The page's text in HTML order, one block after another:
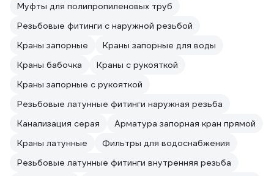
Муфты для полипропиленовых труб
Резьбовые фитинги с наружной резьбой
Краны запорные
Краны запорные для воды
Краны бабочка
Краны с рукояткой
Краны запорные с рукояткой
Резьбовые латунные фитинги наружная резьба
Канализация серая
Арматура запорная кран прямой
Краны латунные
Фильтры для водоснабжения
Резьбовые латунные фитинги внутренняя резьба